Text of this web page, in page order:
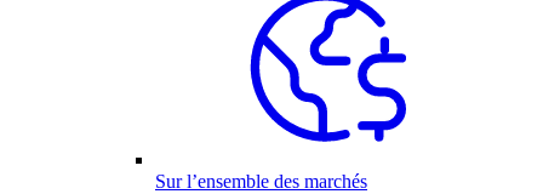
Sur l’ensemble des marchés